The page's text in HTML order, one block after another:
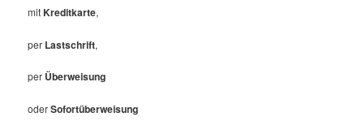
mitKreditkarte,
per Lastschrift,
per Überweisung
oderSofortüberweisung